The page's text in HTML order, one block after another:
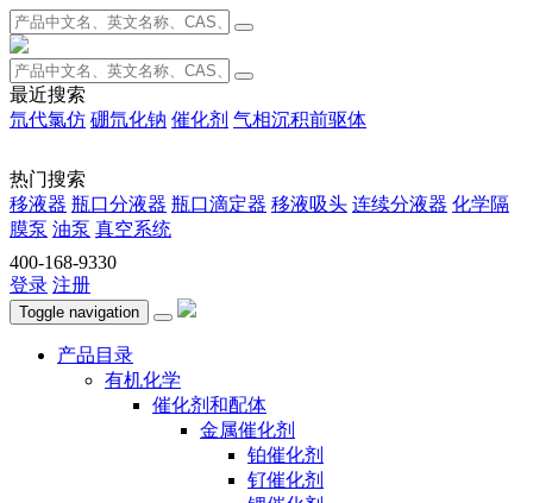
最近搜索
氘代氯仿 硼氘化钠 催化剂 气相沉积前驱体
热门搜索
移液器 瓶口分液器 瓶口滴定器 移液吸头 连续分液器 化学隔
膜泵 油泵 真空系统
400-168-9330
登录 注册
Toggle navigation
产品目录
有机化学
催化剂和配体
金属催化剂
铂催化剂
钌催化剂